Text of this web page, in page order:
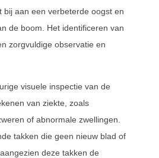
bij aan een verbeterde oogst en
de boom. Het identificeren van
zorgvuldige observatie en
visuele inspectie van de
van ziekte, zoals
of abnormale zwellingen.
takken die geen nieuw blad of
deze takken de